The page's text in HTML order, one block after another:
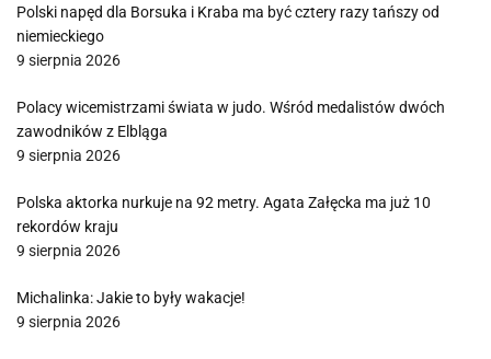
Polski napęd dla Borsuka i Kraba ma być cztery razy tańszy od
niemieckiego
9 sierpnia 2026
Polacy wicemistrzami świata w judo. Wśród medalistów dwóch
zawodników z Elbląga
9 sierpnia 2026
Polska aktorka nurkuje na 92 metry. Agata Załęcka ma już 10
rekordów kraju
9 sierpnia 2026
Michalinka: Jakie to były wakacje!
9 sierpnia 2026